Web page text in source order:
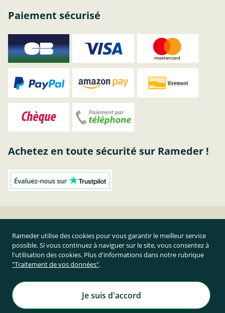
Paiement sécurisé
Achetez en toute sécurité sur Rameder !
Résilier le contrat
Prix TTC et hors frais de port
Rameder Attelage France
Tous droits réservés. | © Copyright 1995-2026
Rameder utilise des cookies pour vous garantir le meilleur service
possible. Si vous continuez à naviguer sur le site, vous consentez à
l'utilisation des cookies. Plus d'informations dans notre rubrique
"Traitement de vos données".
Je suis d'accord